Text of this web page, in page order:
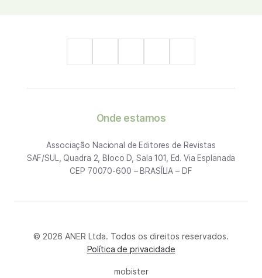
Onde estamos
Associação Nacional de Editores de Revistas
SAF/SUL, Quadra 2, Bloco D, Sala 101, Ed. Via Esplanada
CEP 70070-600 – BRASÍLIA – DF
© 2026 ANER Ltda. Todos os direitos reservados.
Política de privacidade
mobister